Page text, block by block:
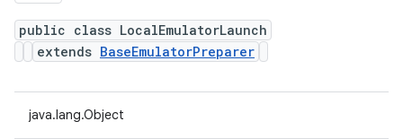
public class LocalEmulatorLaunch
extends BaseEmulatorPreparer
java.lang.Object